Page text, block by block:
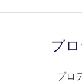
プ
プロ